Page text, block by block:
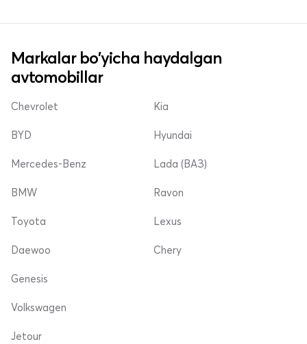
Markalar bo'yicha haydalgan
avtomobillar
Chevrolet
BYD
Mercedes-Benz
Kia
Hyundai
Lada (ВАЗ)
BMW
Toyota
Daewoo
Ravon
Lexus
Chery
Genesis
Volkswagen
Jetour